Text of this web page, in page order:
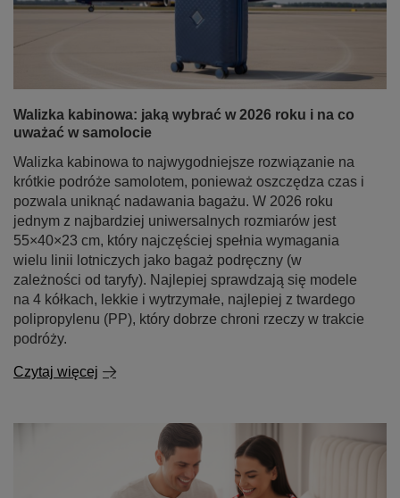
Walizka kabinowa: jaką wybrać w 2026 roku i na co
uważać w samolocie
Walizka kabinowa to najwygodniejsze rozwiązanie na
krótkie podróże samolotem, ponieważ oszczędza czas i
pozwala uniknąć nadawania bagażu. W 2026 roku
jednym z najbardziej uniwersalnych rozmiarów jest
55×40×23 cm, który najczęściej spełnia wymagania
wielu linii lotniczych jako bagaż podręczny (w
zależności od taryfy). Najlepiej sprawdzają się modele
na 4 kółkach, lekkie i wytrzymałe, najlepiej z twardego
polipropylenu (PP), który dobrze chroni rzeczy w trakcie
podróży.
Czytaj więcej